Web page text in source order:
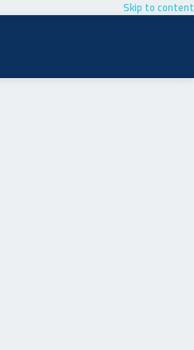
Skip to content